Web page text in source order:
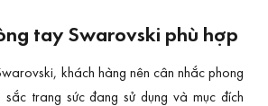
tay Swarovski phù hợp
khách hàng nên cân nhắc phong
trang sức đang sử dụng và mục đích